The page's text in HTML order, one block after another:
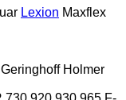
Lexion Maxflex
Geringhoff Holmer